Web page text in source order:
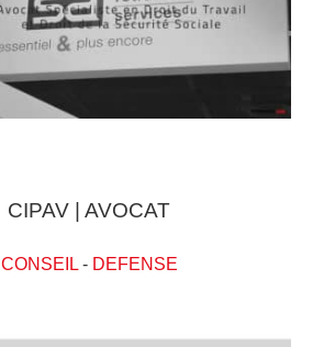
CIPAV | AVOCAT
CONSEIL- DEFENSE